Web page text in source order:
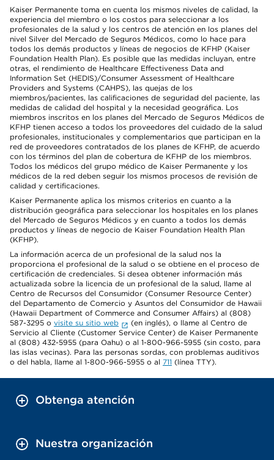
Kaiser Permanente toma en cuenta los mismos niveles de calidad, la
experiencia del miembro o los costos para seleccionar a los
profesionales de la salud y los centros de atención en los planes del
nivel Silver del Mercado de Seguros Médicos, como lo hace para
todos los demás productos y líneas de negocios de KFHP (Kaiser
Foundation Health Plan). Es posible que las medidas incluyan, entre
otras, el rendimiento de Healthcare Effectiveness Data and
Information Set (HEDIS)/Consumer Assessment of Healthcare
Providers and Systems (CAHPS), las quejas de los
miembros/pacientes, las calificaciones de seguridad del paciente, las
medidas de calidad del hospital y la necesidad geográfica. Los
miembros inscritos en los planes del Mercado de Seguros Médicos de
KFHP tienen acceso a todos los proveedores del cuidado de la salud
profesionales, institucionales y complementarios que participan en la
red de proveedores contratados de los planes de KFHP, de acuerdo
con los términos del plan de cobertura de KFHP de los miembros.
Todos los médicos del grupo médico de Kaiser Permanente y los
médicos de la red deben seguir los mismos procesos de revisión de
calidad y certificaciones.
Kaiser Permanente aplica los mismos criterios en cuanto a la
distribución geográfica para seleccionar los hospitales en los planes
del Mercado de Seguros Médicos y en cuanto a todos los demás
productos y líneas de negocio de Kaiser Foundation Health Plan
(KFHP).
La información acerca de un profesional de la salud nos la
proporciona el profesional de la salud o se obtiene en el proceso de
certificación de credenciales. Si desea obtener información más
actualizada sobre la licencia de un profesional de la salud, llame al
Centro de Recursos del Consumidor (Consumer Resource Center)
del Departamento de Comercio y Asuntos del Consumidor de Hawaii
(Hawaii Department of Commerce and Consumer Affairs) al (808)
587-3295 o visite su sitio web
(en inglés), o llame al Centro de
Servicio al Cliente (Customer Service Center) de Kaiser Permanente
al (808) 432-5955 (para Oahu) o al 1-800-966-5955 (sin costo, para
las islas vecinas). Para las personas sordas, con problemas auditivos
o del habla, llame al 1-800-966-5955 o al 711 (línea TTY).
Obtenga atención
Nuestra organización